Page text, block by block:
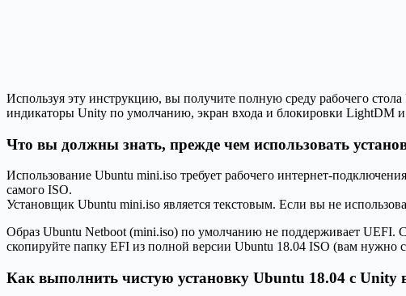
Используя эту инструкцию, вы получите полную среду рабочего
индикаторы Unity по умолчанию, экран входа и блокировки LightDM
Что вы должны знать, прежде чем использовать
Использование Ubuntu mini.iso требует рабочего интернет-
самого ISO.
Установщик Ubuntu mini.iso является текстовым. Если вы не
Образ Ubuntu Netboot (mini.iso) по умолчанию не поддерживает UEFI.
скопируйте папку EFI из полной версии Ubuntu 18.04 ISO (вам нужно
Как выполнить чистую установку Ubuntu 18.04 с Unity